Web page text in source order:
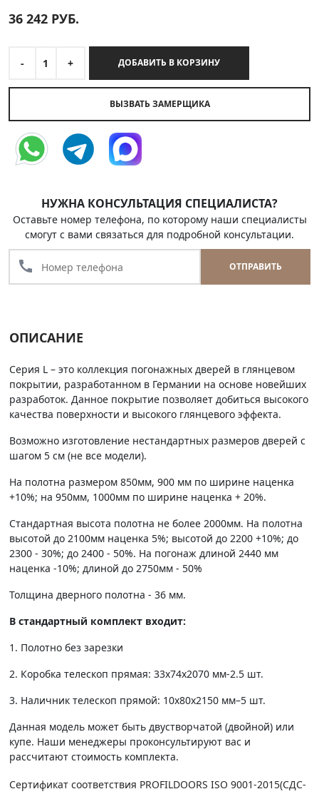
36 242 РУБ.
- 1 + ДОБАВИТЬ В КОРЗИНУ
ВЫЗВАТЬ ЗАМЕРЩИКА
НУЖНА КОНСУЛЬТАЦИЯ СПЕЦИАЛИСТА?
Оставьте номер телефона, по которому наши специалисты
смогут с вами связаться для подробной консультации.
call ОТПРАВИТЬ
ОПИСАНИЕ
Серия L – это коллекция погонажных дверей в глянцевом
покрытии, разработанном в Германии на основе новейших
разработок. Данное покрытие позволяет добиться высокого
качества поверхности и высокого глянцевого эффекта.
Возможно изготовление нестандартных размеров дверей с
шагом 5 см (не все модели).
На полотна размером 850мм, 900 мм по ширине наценка
+10%; на 950мм, 1000мм по ширине наценка + 20%.
Стандартная высота полотна не более 2000мм. На полотна
высотой до 2100мм наценка 5%; высотой до 2200 +10%; до
2300 - 30%; до 2400 - 50%. На погонаж длиной 2440 мм
наценка -10%; длиной до 2750мм - 50%
Толщина дверного полотна - 36 мм.
В стандартный комплект входит:
1. Полотно без зарезки
2. Коробка телескоп прямая: 33х74х2070 мм-2.5 шт.
3. Наличник телескоп прямой: 10х80х2150 мм–5 шт.
Данная модель может быть двустворчатой (двойной) или
купе. Наши менеджеры проконсультируют вас и
рассчитают стоимость комплекта.
Сертификат соответствия PROFILDOORS ISO 9001-2015(СДС-